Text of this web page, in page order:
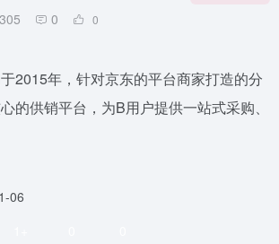
305 0 0
2015年，针对京东的平台商家打造的分
的供销平台，为B用户提供一站式采购、
06